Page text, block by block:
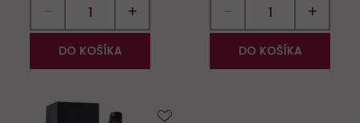
− +
DO KOŠÍKA
− +
DO KOŠÍKA